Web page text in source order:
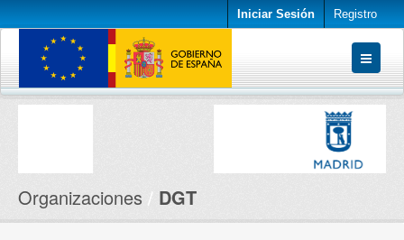
Iniciar Sesión Registro
Conjuntos de datos
Organizaciones DGT